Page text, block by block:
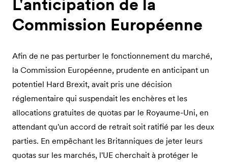
L'anticipation de la
Commission Européenne
Afin de ne pas perturber le fonctionnement du marché,
la Commission Européenne, prudente en anticipant un
potentiel Hard Brexit, avait pris une décision
réglementaire qui suspendait les enchères et les
allocations gratuites de quotas par le Royaume-Uni, en
attendant qu'un accord de retrait soit ratifié par les deux
parties. En empêchant les Britanniques de jeter leurs
quotas sur les marchés, l'UE cherchait à protéger le